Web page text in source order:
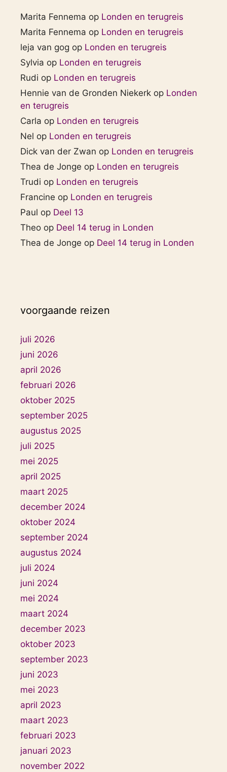
Marita Fennema op Londen en terugreis
Marita Fennema op Londen en terugreis
leja van gog op Londen en terugreis
Sylvia op Londen en terugreis
Rudi op Londen en terugreis
Hennie van de Gronden Niekerk op Londen
en terugreis
Carla op Londen en terugreis
Nel op Londen en terugreis
Dick van der Zwan op Londen en terugreis
Thea de Jonge op Londen en terugreis
Trudi op Londen en terugreis
Francine op Londen en terugreis
Paul op Deel 13
Theo op Deel 14 terug in Londen
Thea de Jonge op Deel 14 terug in Londen
voorgaande reizen
juli 2026
juni 2026
april 2026
februari 2026
oktober 2025
september 2025
augustus 2025
juli 2025
mei 2025
april 2025
maart 2025
december 2024
oktober 2024
september 2024
augustus 2024
juli 2024
juni 2024
mei 2024
maart 2024
december 2023
oktober 2023
september 2023
juni 2023
mei 2023
april 2023
maart 2023
februari 2023
januari 2023
november 2022